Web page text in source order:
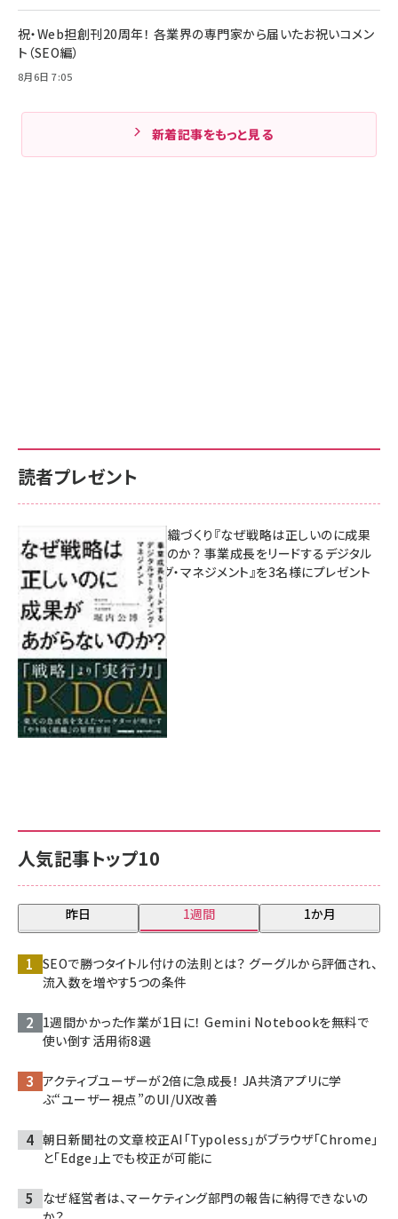
祝・Web担創刊20周年！ 各業界の専門家から届いたお祝いコメン
ト（SEO編）
8月6日 7:05
新着記事をもっと見る
人気記事トップ10
昨日 1週間 1か月
SEOで勝つタイトル付けの法則とは？ グーグルから評価され、
流入数を増やす5つの条件
1週間かかった作業が1日に！ Gemini Notebookを無料で
使い倒す活用術8選
アクティブユーザーが2倍に急成長！ JA共済アプリに学
ぶ“ユーザー視点”のUI/UX改善
朝日新聞社の文章校正AI「Typoless」がブラウザ「Chrome」
と「Edge」上でも校正が可能に
なぜ経営者は、マーケティング部門の報告に納得できないの
読者プレゼント
成果を生む組織づくり『なぜ戦略は正しいのに成果
があがらないのか？ 事業成長をリードするデジタル
マーケティング・マネジメント』を3名様にプレゼント
8月7日 10:00